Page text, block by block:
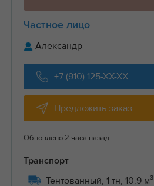
Частное лицо
Александр
+7 (910) 125-XX-XX
Предложить заказ
Обновлено 2 часа назад
Транспорт
Тентованный, 1 тн, 10.9 м³